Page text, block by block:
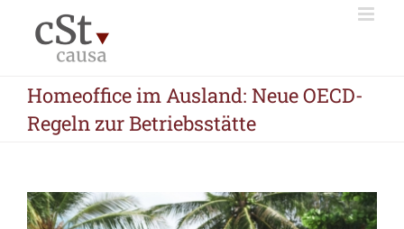
Inhalt
springen
Homeoffice im Ausland: Neue OECD-
Regeln zur Betriebsstätte